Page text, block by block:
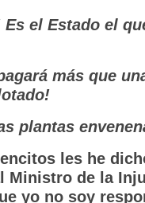
Es el Estado el
más que
plantas
les he
Ministro de la
yo no soy